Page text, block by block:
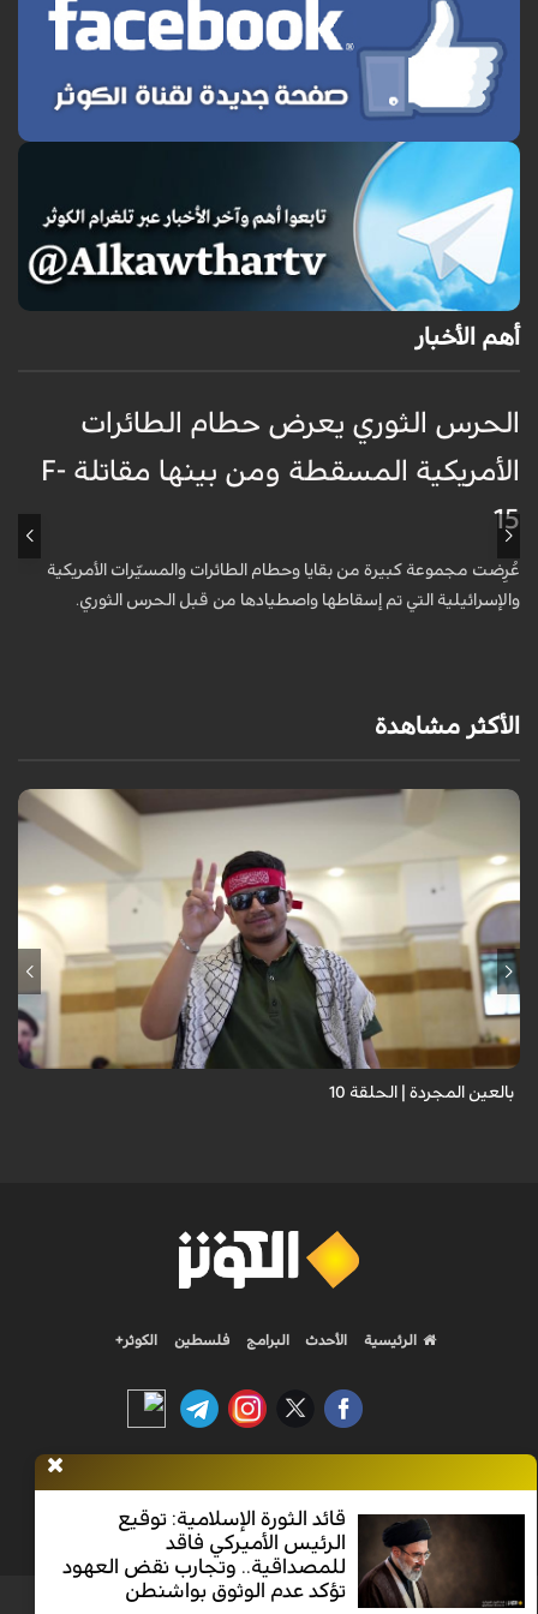
أهم الأخبار
الحرس الثوري يعرض حطام الطائرات
الأمريكية المسقطة ومن بينها مقاتلة F-
15
عُرِضت مجموعة كبيرة من بقايا وحطام الطائرات والمسيّرات الأمريكية
والإسرائيلية التي تم إسقاطها واصطيادها من قبل الحرس الثوري.
الأكثر مشاهدة
برنامج "بالعين المجردة" هو توثيق إنسانيٌّ شجاعٌ للحياة تحت وطأة الحرب،
حيث نستمع فيه إلى شهاداتٍ حيّةٍ لأشخاص عايشوا التفجيرات والدمار، فنرى
بعيونهم ت...
بالعين المجردة | الحلقة 10
قائد الثورة الإسلامية: توقيع
الرئيس الأميركي فاقد
للمصداقية.. وتجارب نقض العهود
تؤكد عدم الوثوق بواشنطن
الرئيسية الأحدث البرامج فلسطين الكوثر+
Nilesat 11900 V | Badr 8 11747 V | Badr5 12284 V
جميع الحقوق محفوظة